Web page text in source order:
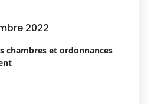
2022
chambres et ordonnances